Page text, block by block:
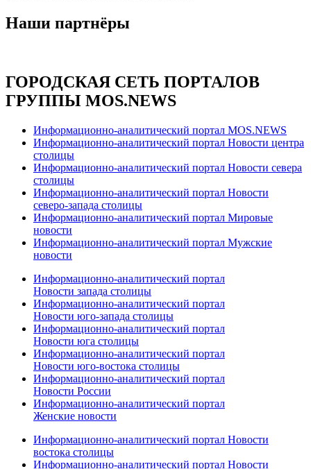
Наши партнёры
ГОРОДСКАЯ СЕТЬ ПОРТАЛОВ
ГРУППЫ MOS.NEWS
Информационно-аналитический портал MOS.NEWS
Информационно-аналитический портал Новости центра
столицы
Информационно-аналитический портал Новости севера
столицы
Информационно-аналитический портал Новости
северо-запада столицы
Информационно-аналитический портал Мировые
новости
Информационно-аналитический портал Мужские
новости
Информационно-аналитический портал
Новости запада столицы
Информационно-аналитический портал
Новости юго-запада столицы
Информационно-аналитический портал
Новости юга столицы
Информационно-аналитический портал
Новости юго-востока столицы
Информационно-аналитический портал
Новости России
Информационно-аналитический портал
Женские новости
Информационно-аналитический портал Новости
востока столицы
Информационно-аналитический портал Новости